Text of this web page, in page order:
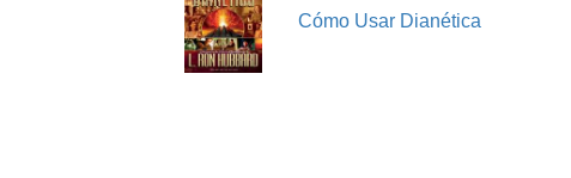
Cómo Usar Dianética